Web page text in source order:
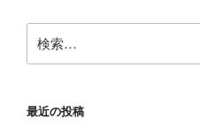
ー
ジ
り
索:
最近の投稿